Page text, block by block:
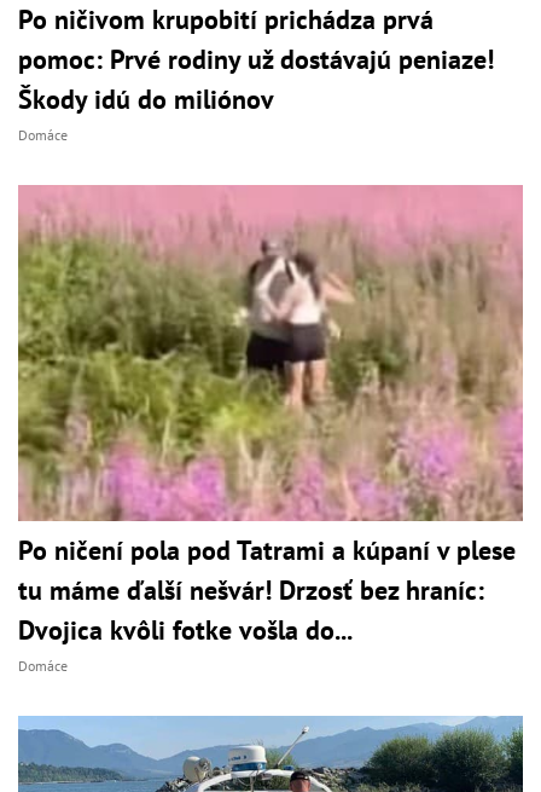
Po ničivom krupobití prichádza prvá
pomoc: Prvé rodiny už dostávajú peniaze!
Škody idú do miliónov
Domáce
Po ničení pola pod Tatrami a kúpaní v plese
tu máme ďalší nešvár! Drzosť bez hraníc:
Dvojica kvôli fotke vošla do...
Domáce